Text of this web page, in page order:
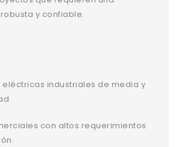
y confiable.
eléctricas industriales de media y
con altos requerimientos